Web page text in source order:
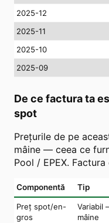
2025-12
2025-11
2025-10
2025-09
De ce factura ta
spot
Prețurile de pe
mâine — ceea ce
Pool / EPEX.
Componentă Tip
Preț spot/en-
gros
Variabil
mâine